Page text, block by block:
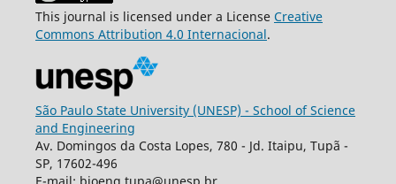
This journal is licensed under a License Creative
Commons Attribution 4.0 Internacional.
São Paulo State University (UNESP) - School of Science
and Engineering
Av. Domingos da Costa Lopes, 780 - Jd. Itaipu, Tupã -
SP, 17602-496